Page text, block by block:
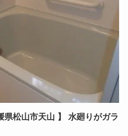
県松山市天山 】 水廻りがガラ